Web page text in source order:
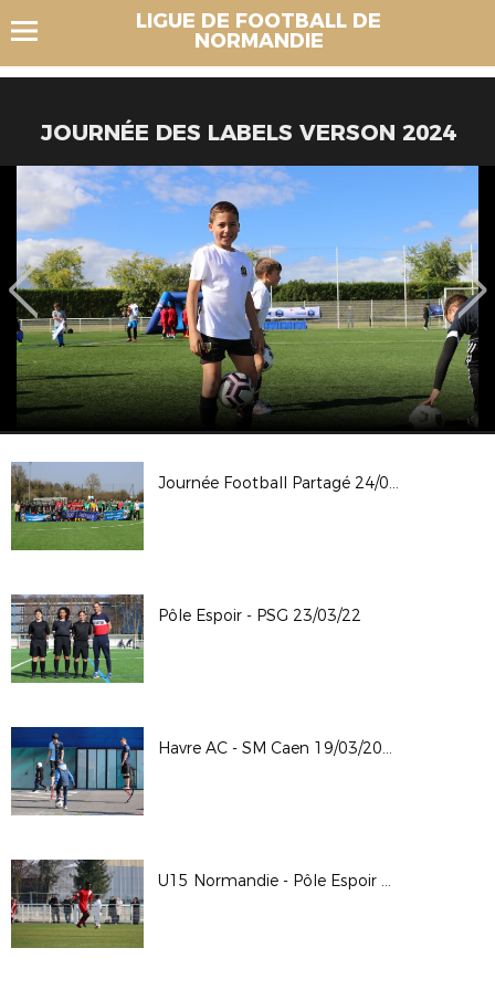
LIGUE DE FOOTBALL DE
NORMANDIE
JOURNÉE DES LABELS VERSON 2024
Journée Football Partagé 24/03/2022
Pôle Espoir - PSG 23/03/22
Havre AC - SM Caen 19/03/2022
U15 Normandie - Pôle Espoir 2/03/2022